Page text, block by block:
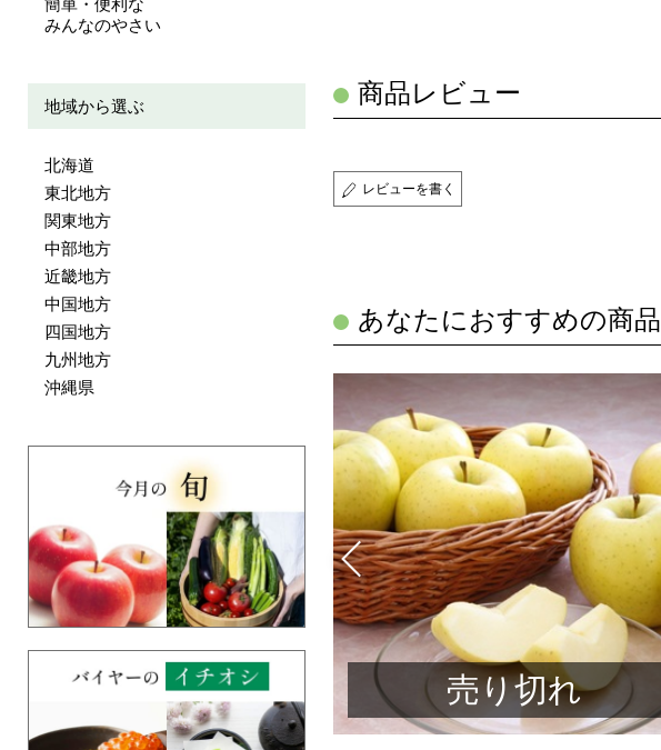
簡単・便利な
みんなのやさい
地域から選ぶ
北海道
東北地方
関東地方
中部地方
近畿地方
中国地方
四国地方
九州地方
沖縄県
商品レビュー
レビューを書く
あなたにおすすめの商品
売り切れ 売り切れ